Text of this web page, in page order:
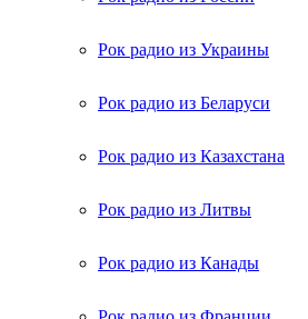
Рок радио из Украины
Рок радио из Беларуси
Рок радио из Казахстана
Рок радио из Литвы
Рок радио из Канады